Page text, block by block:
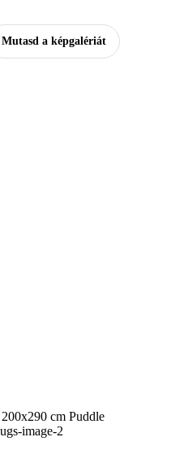
Mutasd a képgalériát